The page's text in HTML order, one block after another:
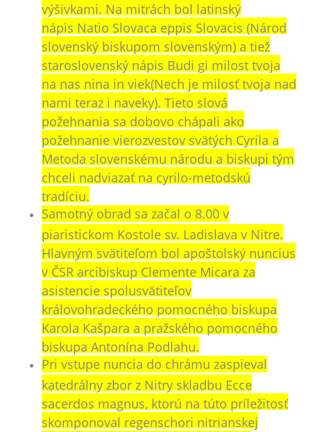
výšivkami. Na mitrách bol latinský
nápis Natio Slovaca eppis Slovacis (Národ
slovenský biskupom slovenským) a tiež
staroslovenský nápis Budi gi milost tvoja
na nas nina in viek(Nech je milosť tvoja nad
nami teraz i naveky). Tieto slová
požehnania sa dobovo chápali ako
požehnanie vierozvestov svätých Cyrila a
Metoda slovenskému národu a biskupi tým
chceli nadviazať na cyrilo-metodskú
tradíciu.
Samotný obrad sa začal o 8.00 v
piaristickom Kostole sv. Ladislava v Nitre.
Hlavným svätiteľom bol apoštolský nuncius
v ČSR arcibiskup Clemente Micara za
asistencie spolusvätiteľov
královohradeckého pomocného biskupa
Karola Kašpara a pražského pomocného
biskupa Antonína Podlahu.
Pri vstupe nuncia do chrámu zaspieval
katedrálny zbor z Nitry skladbu Ecce
sacerdos magnus, ktorú na túto príležitosť
skomponoval regenschori nitrianskej